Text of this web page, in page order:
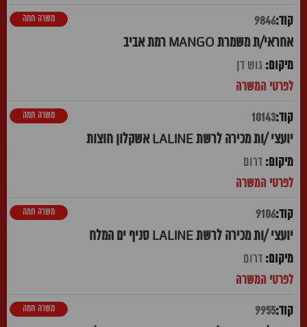
9846
אחראי/ת משמרת MANGO רמת אביב
משרה חמה
גוש דן
10143
יועצי /ות מכירה לרשת LALINE אשקלון חוצות
משרה חמה
דרום
9106
יועצי /ות מכירה לרשת LALINE סניף ים המלח
משרה חמה
דרום
9955 משרה חמה